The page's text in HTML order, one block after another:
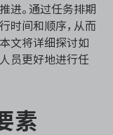
进。通过任务排期
时间和顺序，从而
文将详细探讨如
员更好地进行任
素